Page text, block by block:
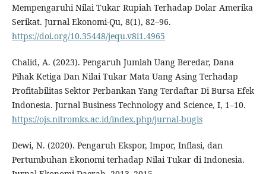
Mempengaruhi Nilai Tukar Rupiah Terhadap Dolar Amerika
Serikat. Jurnal Ekonomi-Qu, 8(1), 82–96.
https://doi.org/10.35448/jequ.v8i1.4965
Chalid, A. (2023). Pengaruh Jumlah Uang Beredar, Dana
Pihak Ketiga Dan Nilai Tukar Mata Uang Asing Terhadap
Profitabilitas Sektor Perbankan Yang Terdaftar Di Bursa Efek
Indonesia. Jurnal Business Technology and Science, I, 1–10.
https://ojs.nitromks.ac.id/index.php/jurnal-bugis
Dewi, N. (2020). Pengaruh Ekspor, Impor, Inflasi, dan
Pertumbuhan Ekonomi terhadap Nilai Tukar di Indonesia.